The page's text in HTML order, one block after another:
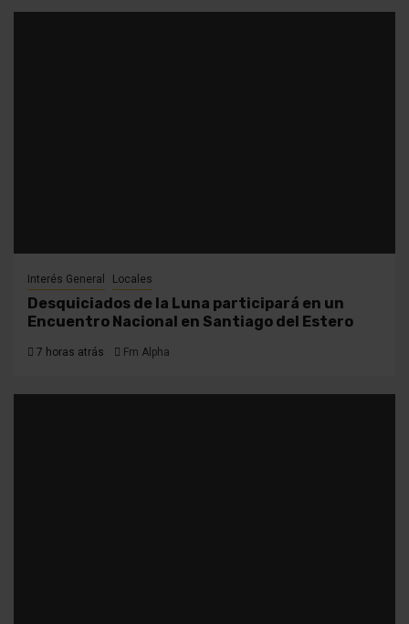
Interés General Locales
Desquiciados de la Luna participará en un
Encuentro Nacional en Santiago del Estero
7 horas atrás Fm Alpha